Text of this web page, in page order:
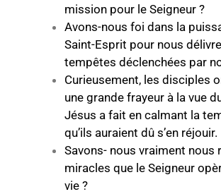
mission pour le Seigneur ?
Avons-nous foi dans la
Saint-Esprit pour nous
tempêtes déclenchées par
Curieusement, les disciples
une grande frayeur à la vue
Jésus a fait en calmant la
qu’ils auraient dû s’en réjouir.
Savons- nous vraiment nous
miracles que le Seigneur
vie ?